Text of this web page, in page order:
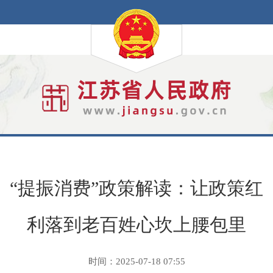
“提振消费”政策解读：让政策红
利落到老百姓心坎上腰包里
时间：2025-07-18 07:55